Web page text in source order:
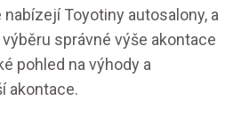
Toyotiny autosalony, a
správné výše akontace
pohled na výhody a
akontace.